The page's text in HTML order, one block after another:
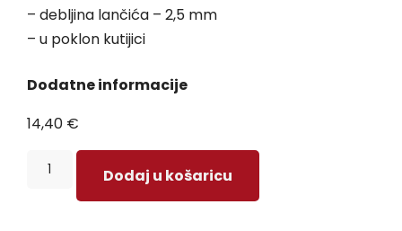
– debljina lančića – 2,5 mm
– u poklon kutijici
Dodatne informacije
14,40 €
Dodaj u košaricu